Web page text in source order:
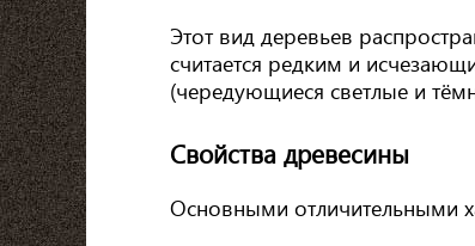
Этот вид деревьев
считается редким и
(чередующиеся светлые и
Свойства древесины
Основными отличительными